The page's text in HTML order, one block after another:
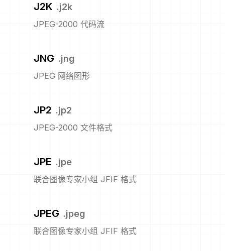
J2K .j2k
JPEG-2000 代码流
JNG .jng
JPEG 网络图形
JP2 .jp2
JPEG-2000 文件格式
JPE .jpe
联合图像专家小组 JFIF 格式
JPEG .jpeg
联合图像专家小组 JFIF 格式